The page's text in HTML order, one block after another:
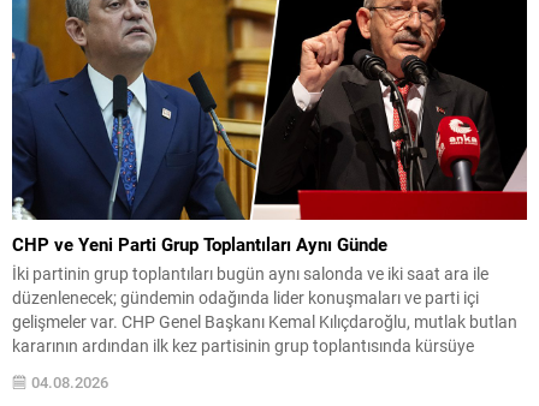
CHP ve Yeni Parti Grup Toplantıları Aynı Günde
İki partinin grup toplantıları bugün aynı salonda ve iki saat ara ile
düzenlenecek; gündemin odağında lider konuşmaları ve parti içi
gelişmeler var. CHP Genel Başkanı Kemal Kılıçdaroğlu, mutlak butlan
kararının ardından ilk kez partisinin grup toplantısında kürsüye
çıkacak ve konuşması saat 13.30’da planlandı. Yeni Parti ise
teşkilatlanma çalışmalarını sürdürürken, Genel...
04.08.2026